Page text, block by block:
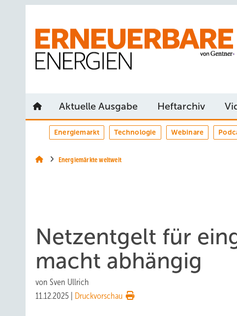
Aktuelle Ausgabe Heftarchiv
Energiemarkt Technologie Webinare
Energiemärkte weltweit
Netzentgelt für
macht abhängig
von Sven Ullrich
11.12.2025
Druckvorschau